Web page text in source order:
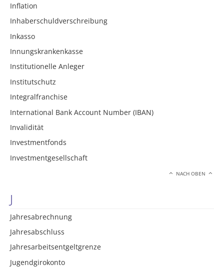
Inflation
Inhaberschuldverschreibung
Inkasso
Innungskrankenkasse
Institutionelle Anleger
Institutschutz
Integralfranchise
International Bank Account Number (IBAN)
Invalidität
Investmentfonds
Investmentgesellschaft
NACH OBEN
J
Jahresabrechnung
Jahresabschluss
Jahresarbeitsentgeltgrenze
Jugendgirokonto